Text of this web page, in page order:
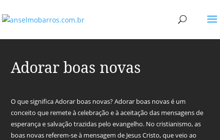
Adorar boas novas
O que significa Adorar boas novas? Adorar boas novas é um
conceito que remete à celebração e à aceitação das mensagens de
esperança e salvação trazidas pelo evangelho. No cristianismo, as
boas novas referem-se à mensagem de Jesus Cristo, que veio ao